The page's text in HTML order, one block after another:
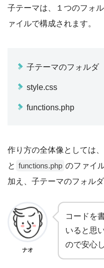
子テーマは、１つのフォ
ァイルで構成されます。
子テーマのフォルダ
style.css
functions.php
作り方の全体像としては
と functions.php のファイ
加え、子テーマのフォル
ナオ
コードを
いると思
ので安心